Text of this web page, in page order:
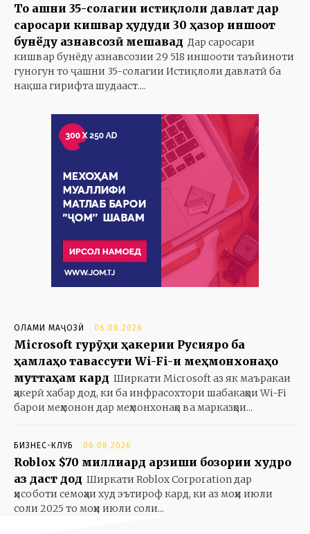
То ҷашни 35-солагии истиқлоли давлат дар
саросари кишвар ҳудуди 30 ҳазор иншоот
бунёду азнавсозӣ мешавад Дар саросари
кишвар бунёду азнавсозии 29 518 иншооти таъйиноти
гуногун то ҷашни 35-солагии Истиқлоли давлатӣ ба
нақша гирифта шудааст....
ОЛАМИ МАҶОЗӢ 06.08.2026
Microsoft гурӯҳи ҳакерии Русияро ба
ҳамлаҳо тавассути Wi-Fi-и меҳмонхонаҳо
муттаҳам кард Ширкати Microsoft аз як маъракаи
ҳакерӣ хабар дод, ки ба инфрасохтори шабакаҳои Wi-Fi
барои меҳмонон дар меҳмонхонаҳо ва марказҳои...
БИЗНЕС-КЛУБ 06.08.2026
Roblox $70 миллиард арзиши бозории худро
аз даст дод Ширкати Roblox Corporation дар
ҳисоботи семоҳаи худ эътироф кард, ки аз моҳи июли
соли 2025 то моҳи июли соли...